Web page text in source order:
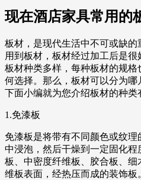
现在酒店家具常用的
板材，是现代生活中不可或缺
用到板材，板材经过加工后是
板材种类多样，每种板材的规
何选择。那么，板材可以分为哪
下面小编就为您介绍板材的种类
1.免漆板
免漆板是将带有不同颜色或纹理
中浸泡，然后干燥到一定固化
板、中密度纤维板、胶合板、
维板表面，经热压而成的装饰板